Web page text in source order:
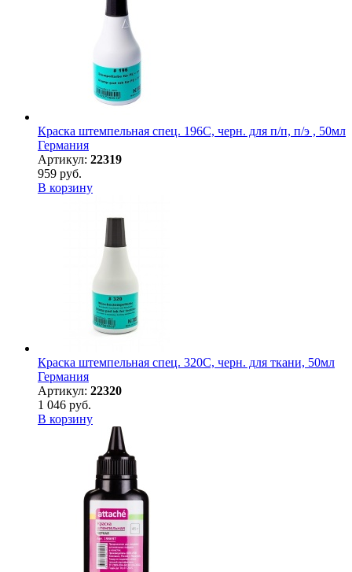
Краска штемпельная спец. 196С, черн. для п/п, п/э , 50мл
Германия
Артикул: 22319
959 руб.
В корзину
Краска штемпельная спец. 320С, черн. для ткани, 50мл
Германия
Артикул: 22320
1 046 руб.
В корзину